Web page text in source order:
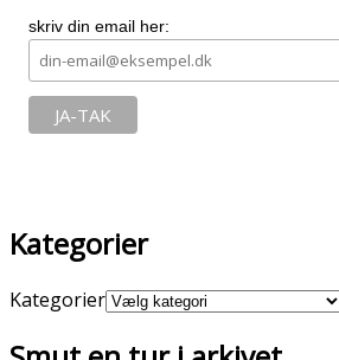
skriv din email her:
Kategorier
Kategorier